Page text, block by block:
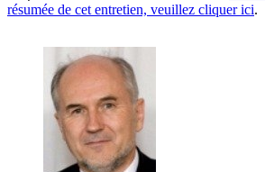
résumée de cet entretien, veuillez cliquer ici.